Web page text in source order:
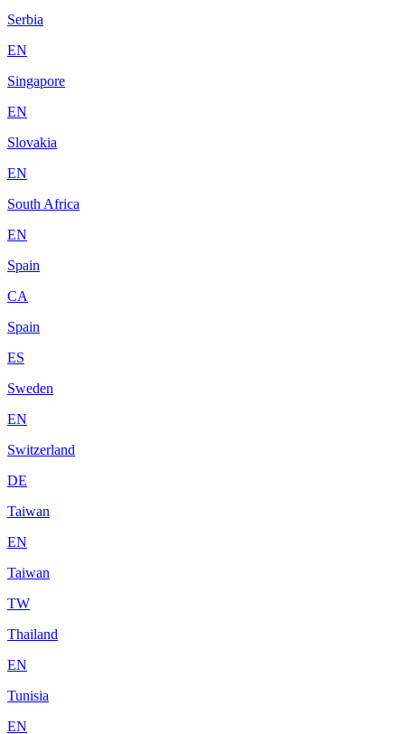
Serbia
EN
Singapore
EN
Slovakia
EN
South Africa
EN
Spain
CA
Spain
ES
Sweden
EN
Switzerland
DE
Taiwan
EN
Taiwan
TW
Thailand
EN
Tunisia
EN